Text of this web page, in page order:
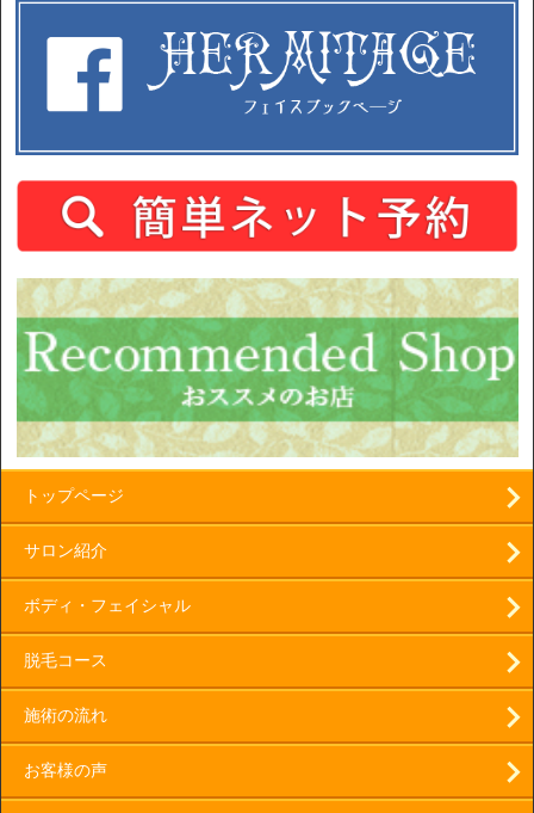
トップページ
サロン紹介
ボディ・フェイシャル
脱毛コース
施術の流れ
お客様の声